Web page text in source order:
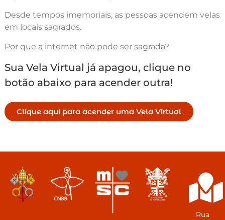
Desde tempos imemoriais, as pessoas acendem velas
em locais sagrados.
Por que a internet não pode ser sagrada?
Sua Vela Virtual já apagou, clique no
botão abaixo para acender outra!
Clique aqui para acender uma Vela Virtual
Rua